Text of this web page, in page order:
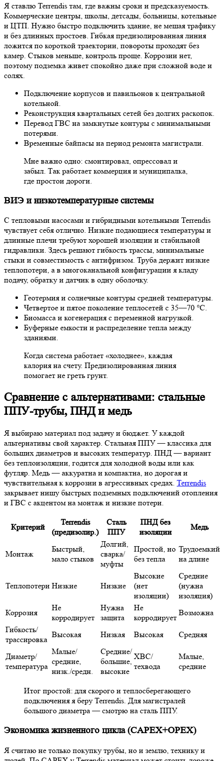
Я ставлю Terrendis там, где важны сроки и предсказуемость.
Коммерческие центры, школы, детсады, больницы, котельные
и ЦТП. Нужно быстро подключить здание, не мешая трафику
и без длинных простоев. Гибкая предизолированная линия
ложится по короткой траектории, повороты проходят без
камер. Стыков меньше, контроль проще. Коррозии нет,
поэтому подземка живет спокойно даже при сложной воде и
солях.
Подключение корпусов и павильонов к центральной
котельной.
Реконструкция квартальных сетей без долгих раскопок.
Перевод ГВС на замкнутые контуры с минимальными
потерями.
Временные байпасы на период ремонта магистрали.
Мне важно одно: смонтировал, опрессовал и
забыл. Так работает коммерция и муниципалка,
где простои дороги.
ВИЭ и низкотемпературные системы
С тепловыми насосами и гибридными котельными Terrendis
чувствует себя отлично. Низкие подающиеся температуры и
длинные плечи требуют хорошей изоляции и стабильной
гидравлики. Здесь решают гибкость трассы, минимальные
стыки и совместимость с антифризом. Труба держит низкие
теплопотери, а в многоканальной конфигурации я кладу
подачу, обратку и датчик в одну оболочку.
Геотермия и солнечные контуры средней температуры.
Четвертое и пятое поколение теплосетей с 35—70 °C.
Биомасса и когенерация с переменной нагрузкой.
Буферные емкости и распределение тепла между
зданиями.
Когда система работает «холоднее», каждая
калория на счету. Предизолированная линия
помогает не греть грунт.
Сравнение с альтернативами: стальные
ППУ-трубы, ПНД и медь
Я выбираю материал под задачу и бюджет. У каждой
альтернативы свой характер. Стальная ППУ — классика для
больших диаметров и высоких температур. ПНД — вариант
без теплоизоляции, годится для холодной воды или как
футляр. Медь — аккуратна и компактна, но дорогая и
чувствительная к коррозии в агрессивных средах. Terrendis
закрывает нишу быстрых подземных подключений отопления
и ГВС с акцентом на монтаж и низкие потери.
Критерий
Terrendis
(предизолир.)
Сталь
ППУ
ПНД без
изоляции
Медь
Монтаж
Быстрый,
мало стыков
Долгий,
сварка/
муфты
Простой, но
без тепла
Трудоемкий
на длине
Теплопотери Низкие Низкие
Высокие
(нет
изоляции)
Средние
(нужна
изоляция)
Коррозия
Не
корродирует
Нужна
защита
Не
корродирует
Возможна
Гибкость/
трассировка
Высокая Низкая Высокая Средняя
Диаметр/
температура
Малые/
средние,
низк./средн.
Средние/
большие,
высокие
ХВС/
техвода
Малые,
средние
Итог простой: для скорого и теплосберегающего
подключения я беру Terrendis. Для магистралей
большого диаметра — смотрю на сталь ППУ.
Экономика жизненного цикла (CAPEX+OPEX)
Я считаю не только покупку трубы, но и землю, технику и